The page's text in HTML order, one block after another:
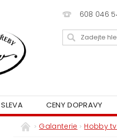
608 046
CENY DOPRAVY
Galanterie Hobby